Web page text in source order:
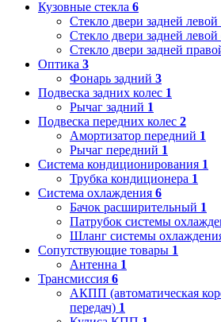
Кузовные стекла 6
Стекло двери задней левой
Стекло двери задней
Стекло двери задней
Оптика 3
Фонарь задний 3
Подвеска задних колес 1
Рычаг задний 1
Подвеска передних колес 2
Амортизатор передний 1
Рычаг передний 1
Система кондиционирования 1
Трубка кондиционера 1
Система охлаждения 6
Бачок расширительный 1
Патрубок системы
Шланг системы
Сопутствующие товары 1
Антенна 1
Трансмиссия 6
АКПП (автоматическая
передач) 1